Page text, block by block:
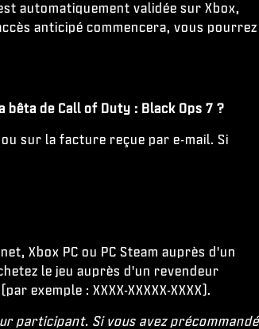
automatiquement validée sur Xbox,
anticipé commencera, vous pourrez
de Call of Duty : Black Ops 7 ?
sur la facture reçue par e-mail. Si
Xbox PC ou PC Steam auprès d'un
le jeu auprès d'un revendeur
exemple : XXXX-XXXXX-XXXX).
participant. Si vous avez précommandé